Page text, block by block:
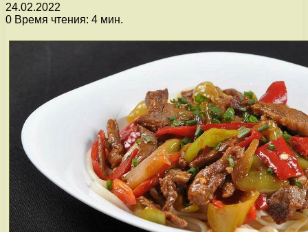
24.02.2022
0 Время чтения: 4 мин.